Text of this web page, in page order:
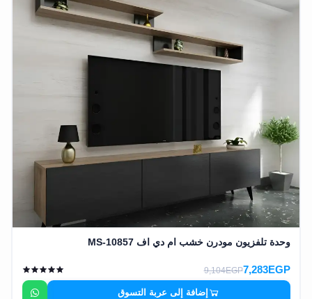
وحدة تلفزيون مودرن خشب ام دي اف MS-10857
7,283EGP
9,104EGP
إضافة إلى عربة التسوق